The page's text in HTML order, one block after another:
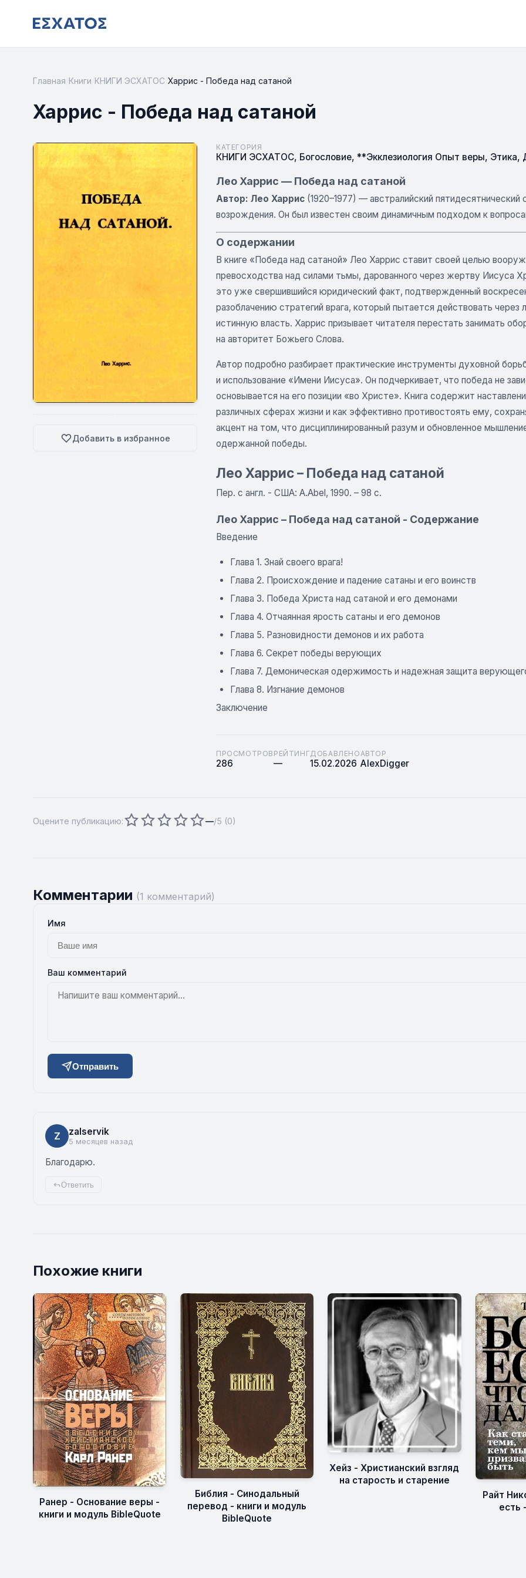
Главная Книги КНИГИ ЭСХАТОС Харрис - Победа над сатаной
Харрис - Победа над сатаной
Добавить в избранное
КАТЕГОРИЯ
КНИГИ ЭСХАТОС, Богословие, **Экклезиология Опыт веры, Этика,
Лео Харрис — Победа над сатаной
Автор: Лео Харрис (1920–1977) — австралийский
возрождения. Он был известен своим динамичным подходом к
О содержании
В книге «Победа над сатаной» Лео Харрис ставит своей целью
превосходства над силами тьмы, дарованного через жертву Иисуса
это уже свершившийся юридический факт, подтвержденный
разоблачению стратегий врага, который пытается действовать
истинную власть. Харрис призывает читателя перестать занимать
на авторитет Божьего Слова.
Автор подробно разбирает практические инструменты духовной
и использование «Имени Иисуса». Он подчеркивает, что победа не
основывается на его позиции «во Христе». Книга содержит
различных сферах жизни и как эффективно противостоять ему,
акцент на том, что дисциплинированный разум и обновленное
одержанной победы.
Лео Харрис – Победа над сатаной
Пер. с англ. - США: A.Abel, 1990. – 98 с.
Лео Харрис – Победа над сатаной - Содержание
Введение
Глава 1. Знай своего врага!
Глава 2. Происхождение и падение сатаны и его воинств
Глава 3. Победа Христа над сатаной и его демонами
Глава 4. Отчаянная ярость сатаны и его демонов
Глава 5. Разновидности демонов и их работа
Глава 6. Секрет победы верующих
Глава 7. Демоническая одержимость и надежная защита
Глава 8. Изгнание демонов
Заключение
ПРОСМОТРОВ
286
РЕЙТИНГ
—
ДОБАВЛЕНО
15.02.2026
АВТОР
AlexDigger
Оцените публикацию: —/5 (0)
Комментарии (1 комментарий)
Имя
Ваш комментарий
Отправить
Z zalservik
5 месяцев назад
Благодарю.
Ответить
Похожие книги
Ранер - Основание веры -
книги и модуль BibleQuote
Библия - Синодальный
перевод - книги и модуль
BibleQuote
Хейз - Христианский взгляд
на старость и старение
Райт
есть